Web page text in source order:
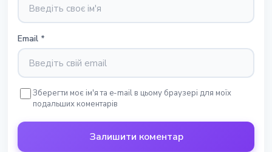
Email *
Зберегти моє ім'я та e-mail в цьому браузері для моїх
подальших коментарів
Залишити коментар